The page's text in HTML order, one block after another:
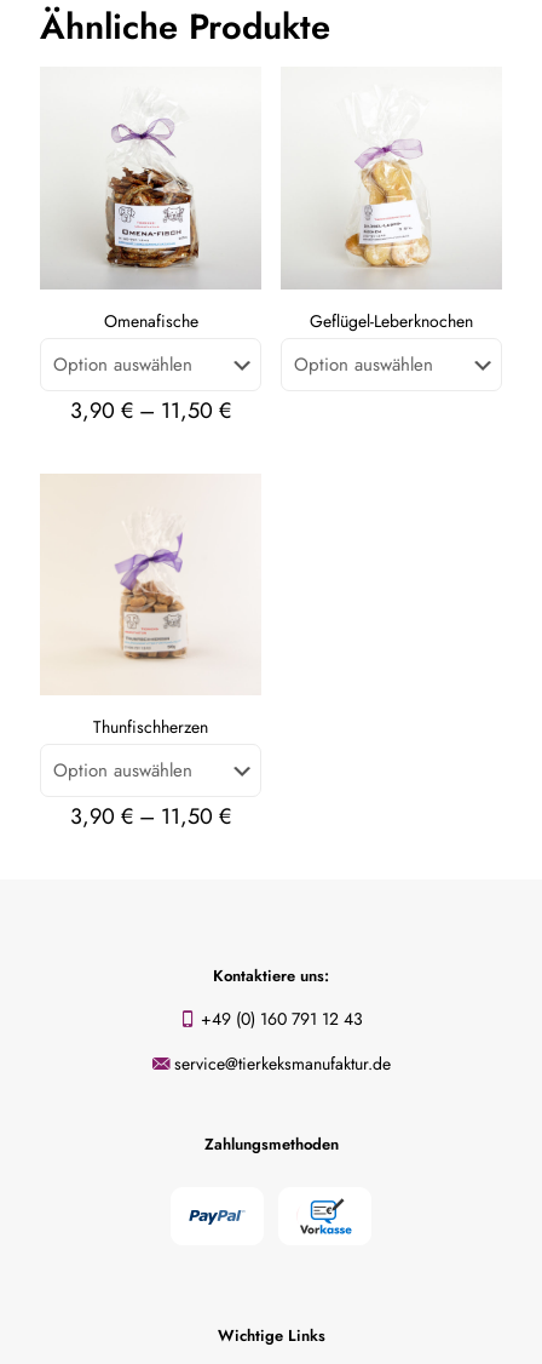
Ähnliche Produkte
Omenafische
3,90€ – 11,50€
Geflügel-Leberknochen
Thunfischherzen
3,90€ – 11,50€
Kontaktiere uns:
+49 (0) 160 791 12 43
service@tierkeksmanufaktur.de
Zahlungsmethoden
Wichtige Links